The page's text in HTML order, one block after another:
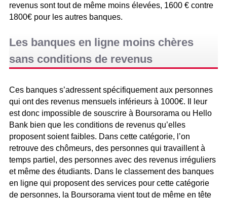
revenus sont tout de même moins élevées, 1600 € contre
1800€ pour les autres banques.
Les banques en ligne moins chères
sans conditions de revenus
Ces banques s’adressent spécifiquement aux personnes
qui ont des revenus mensuels inférieurs à 1000€. Il leur
est donc impossible de souscrire à Boursorama ou Hello
Bank bien que les conditions de revenus qu’elles
proposent soient faibles. Dans cette catégorie, l’on
retrouve des chômeurs, des personnes qui travaillent à
temps partiel, des personnes avec des revenus irréguliers
et même des étudiants. Dans le classement des banques
en ligne qui proposent des services pour cette catégorie
de personnes, la Boursorama vient tout de même en tête